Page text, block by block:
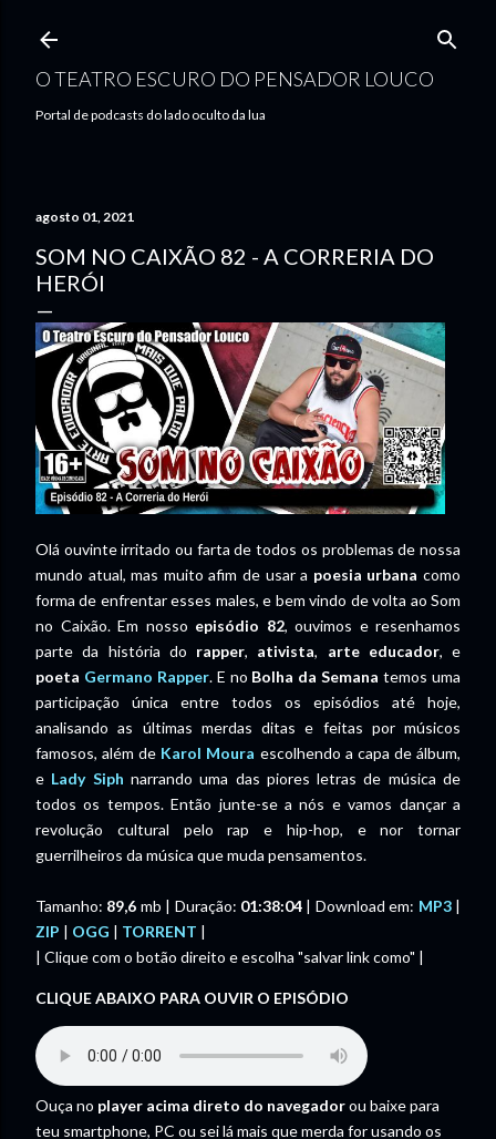
O TEATRO ESCURO DO PENSADOR LOUCO
Portal de podcasts do lado oculto da lua
agosto 01, 2021
SOM NO CAIXÃO 82 - A CORRERIA DO
HERÓI
Olá ouvinte irritado ou farta de todos os problemas de nossa
mundo atual, mas muito afim de usar a poesia urbana como
forma de enfrentar esses males, e bem vindo de volta ao Som
no Caixão. Em nosso episódio 82, ouvimos e resenhamos
parte da história do rapper, ativista, arte educador, e
poeta Germano Rapper. E no Bolha da Semana temos uma
participação única entre todos os episódios até hoje,
analisando as últimas merdas ditas e feitas por músicos
famosos, além de Karol Moura escolhendo a capa de álbum,
e Lady Siph narrando uma das piores letras de música de
todos os tempos. Então junte-se a nós e vamos dançar a
revolução cultural pelo rap e hip-hop, e nor tornar
guerrilheiros da música que muda pensamentos.
Tamanho: 89,6 mb | Duração: 01:38:04 | Download em: MP3|
ZIP | OGG | TORRENT |
| Clique com o botão direito e escolha "salvar link como" |
CLIQUE ABAIXO PARA OUVIR O EPISÓDIO
Ouça no player acima direto do navegadorou baixe para
teu smartphone, PC ou sei lá mais que merda for usando os